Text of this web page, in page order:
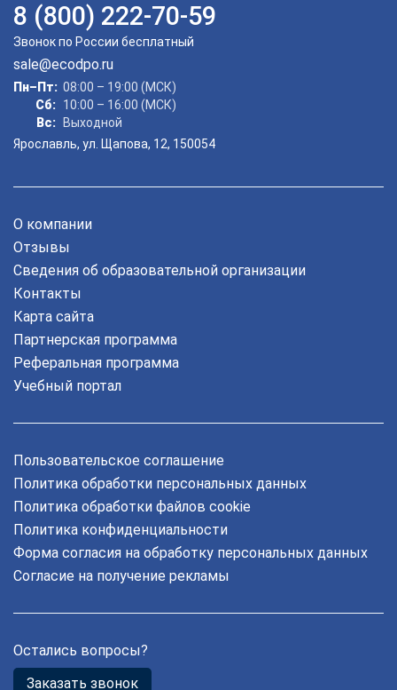
8 (800) 222-70-59
Звонок по России бесплатный
sale@ecodpo.ru
Пн–Пт: 08:00 – 19:00 (МСК)
Сб: 10:00 – 16:00 (МСК)
Вс:
Выходной
Ярославль, ул. Щапова, 12, 150054
О компании
Отзывы
Сведения об образовательной организации
Контакты
Карта сайта
Партнерская программа
Реферальная программа
Учебный портал
Пользовательское соглашение
Политика обработки персональных данных
Политика обработки файлов cookie
Политика конфиденциальности
Форма согласия на обработку персональных данных
Согласие на получение рекламы
Остались вопросы?
Заказать звонок
ChatApp
online
Мессенджеры
Свяжитесь с нами через любой удобный мессенджер!
Vkontakte
Max